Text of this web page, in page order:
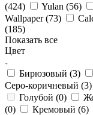
(424) Yulan (56)
Wallpaper (73)
(185)
Показать все
Цвет
Бирюзовый (3)
Серо-коричневый (3)
Голубой (0)
(0) Кремовый (6)